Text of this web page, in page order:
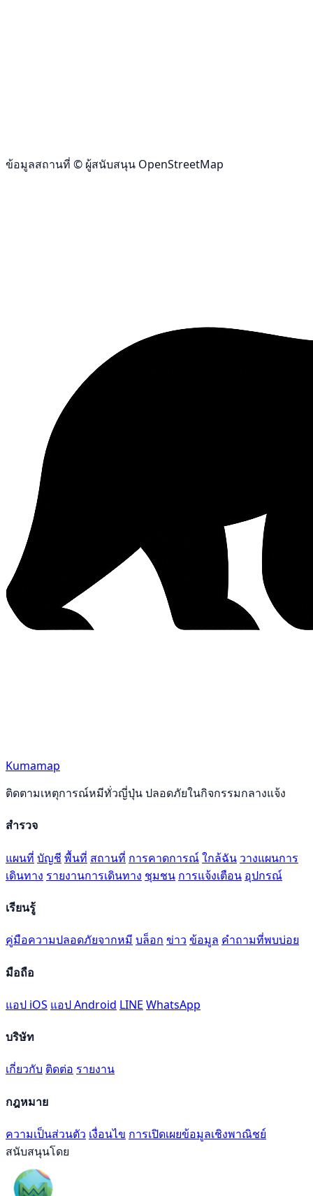
ข้อมูลสถานที่ © ผู้สนับสนุน OpenStreetMap
Kumamap
ติดตามเหตุการณ์หมีทั่วญี่ปุ่น ปลอดภัยในกิจกรรมกลางแจ้ง
สำรวจ
แผนที่ บัญชี พื้นที่ สถานที่ การคาดการณ์ใกล้ฉัน วางแผนการ
เดินทาง รายงานการเดินทาง ชุมชน การแจ้งเตือน อุปกรณ์
เรียนรู้
คู่มือความปลอดภัยจากหมี บล็อก ข่าว ข้อมูล คำถามที่พบบ่อย
มือถือ
แอป iOS แอป Android LINE WhatsApp
บริษัท
เกี่ยวกับ ติดต่อ รายงาน
กฎหมาย
ความเป็นส่วนตัว เงื่อนไข การเปิดเผยข้อมูลเชิงพาณิชย์
สนับสนุนโดย